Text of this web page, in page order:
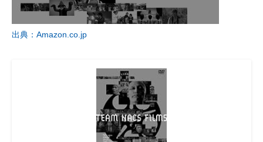
出典：Amazon.co.jp